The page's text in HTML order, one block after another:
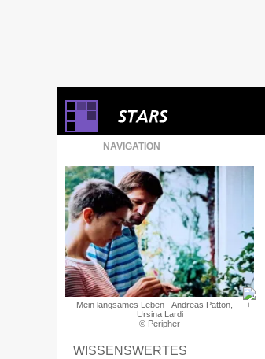
NAVIGATION
Mein langsames Leben - Andreas Patton,
Ursina Lardi
© Peripher
WISSENSWERTES